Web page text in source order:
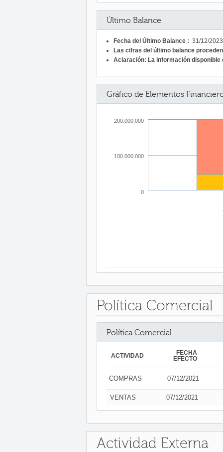
Último Balance
Fecha del Último Balance : 31/12/2023
Las cifras del último balance
Aclaración: La información
Gráfico de Elementos
0
100.000.000
200.000.000
Política Comercial
Política Comercial
ACTIVIDAD
FECHA
EFECTO
COMPRAS 07/12/2021
VENTAS 07/12/2021
Actividad Externa